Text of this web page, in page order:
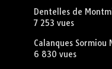
Dentelles de
7 253 vues
Calanques Sormiou
6 830 vues